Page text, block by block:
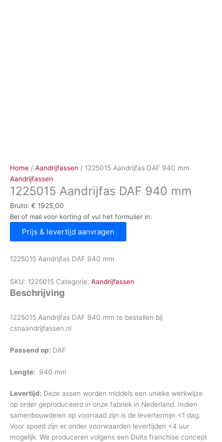
Home / Aandrijfassen / 1225015 Aandrijfas DAF 940 mm
Aandrijfassen
1225015 Aandrijfas DAF 940 mm
Bruto: € 1925,00
Bel of mail voor korting of vul het formulier in:
Prijs & levertijd aanvragen
1225015 Aandrijfas DAF 940 mm
SKU: 1225015 Categorie: Aandrijfassen
Beschrijving
1225015 Aandrijfas DAF 940 mm te bestellen bij
csnaandrijfassen.nl
Passend op: DAF
Lengte: 940 mm
Levertijd: Deze assen worden middels een unieke werkwijze
op order geproduceerd in onze fabriek in Nederland. Indien
samenbouwdelen op voorraad zijn is de levertermijn <1 dag.
Voor spoed zijn er onder voorwaarden levertijden <4 uur
mogelijk. We produceren volgens een Duits franchise concept